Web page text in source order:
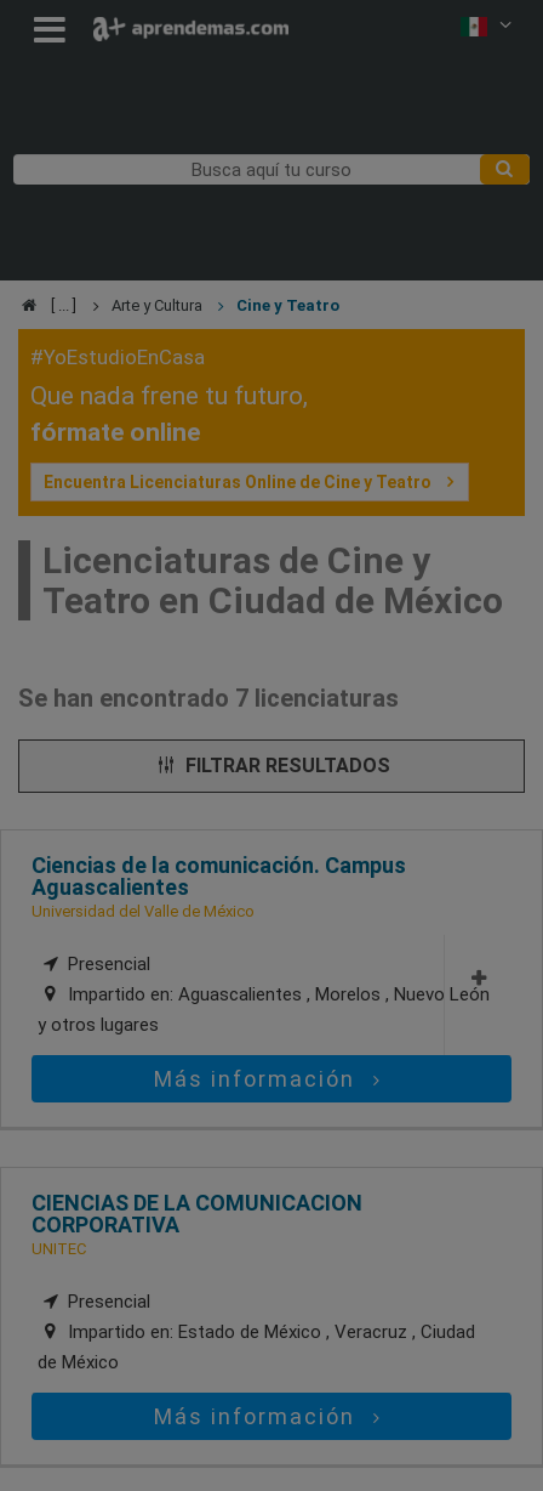
Arte y Cultura Cine y Teatro
#YoEstudioEnCasa
Que nada frene tu futuro,
fórmate online
Encuentra Licenciaturas Online de Cine y Teatro
Licenciaturas de Cine y
Teatro en Ciudad de México
Se han encontrado 7 licenciaturas
FILTRAR RESULTADOS
Ciencias de la comunicación. Campus
Aguascalientes
Universidad del Valle de México
Presencial
Impartido en: Aguascalientes , Morelos , Nuevo León
y otros lugares
Más información
CIENCIAS DE LA COMUNICACION
CORPORATIVA
UNITEC
Presencial
Impartido en: Estado de México , Veracruz , Ciudad
de México
Más información